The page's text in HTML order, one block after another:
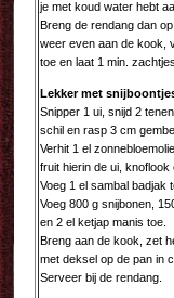
je met koud water hebt
Breng de rendang dan
weer even aan de kook,
toe en laat 1 min.
Lekker met
Snipper 1 ui, snijd 2
schil en rasp 3 cm
Verhit 1 el
fruit hierin de ui, knoflook
Voeg 1 el sambal badjak
Voeg 800 g snijbonen,
en 2 el ketjap manis toe.
Breng aan de kook, zet
met deksel op de pan in
Serveer bij de rendang.